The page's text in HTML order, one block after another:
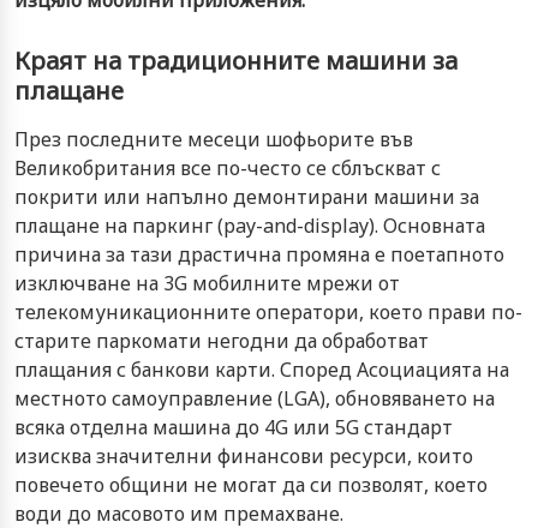
Краят на традиционните машини за
плащане
През последните месеци шофьорите във
Великобритания все по-често се сблъскват с
покрити или напълно демонтирани машини за
плащане на паркинг (pay-and-display). Основната
причина за тази драстична промяна е поетапното
изключване на 3G мобилните мрежи от
телекомуникационните оператори, което прави по-
старите паркомати негодни да обработват
плащания с банкови карти. Според Асоциацията на
местното самоуправление (LGA), обновяването на
всяка отделна машина до 4G или 5G стандарт
изисква значителни финансови ресурси, които
повечето общини не могат да си позволят, което
води до масовото им премахване.